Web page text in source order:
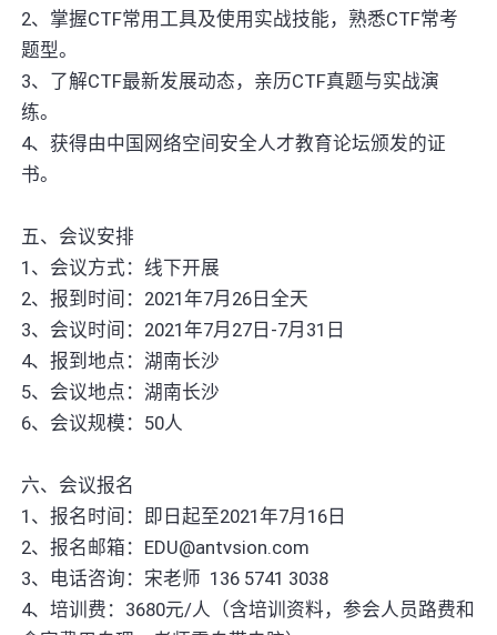
2、掌握CTF常用工具及使用实战技能，熟悉CTF常考
题型。
3、了解CTF最新发展动态，亲历CTF真题与实战演
练。
4、获得由中国网络空间安全人才教育论坛颁发的证
书。
五、会议安排
1、会议方式：线下开展
2、报到时间：2021年7月26日全天
3、会议时间：2021年7月27日-7月31日
4、报到地点：湖南长沙
5、会议地点：湖南长沙
6、会议规模：50人
六、会议报名
1、报名时间：即日起至2021年7月16日
2、报名邮箱：EDU@antvsion.com
3、电话咨询：宋老师 136 5741 3038
4、培训费：3680元/人（含培训资料，参会人员路费和